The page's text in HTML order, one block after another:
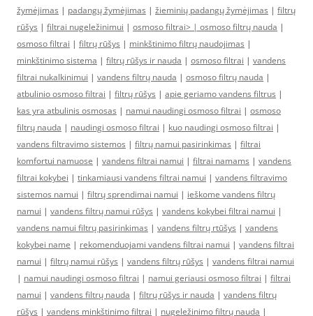
žymėjimas | padangų žymėjimas | žieminių padangų žymėjimas | filtrų
rūšys | filtrai nugeležinimui | osmoso filtrai> | osmoso filtrų nauda |
osmoso filtrai | filtrų rūšys | minkštinimo filtrų naudojimas |
minkštinimo sistema | filtrų rūšys ir nauda | osmoso filtrai | vandens
filtrai nukalkinimui | vandens filtrų nauda | osmoso filtrų nauda |
atbulinio osmoso filtrai | filtrų rūšys | apie geriamo vandens filtrus |
kas yra atbulinis osmosas | namui naudingi osmoso filtrai | osmoso
filtrų nauda | naudingi osmoso filtrai | kuo naudingi osmoso filtrai |
vandens filtravimo sistemos | filtrų namui pasirinkimas | filtrai
komfortui namuose | vandens filtrai namui | filtrai namams | vandens
filtrai kokybei | tinkamiausi vandens filtrai namui | vandens filtravimo
sistemos namui | filtrų sprendimai namui | ieškome vandens filtrų
namui | vandens filtrų namui rūšys | vandens kokybei filtrai namui |
vandens namui filtrų pasirinkimas | vandens filtrų rtūšys | vandens
kokybei name | rekomenduojami vandens filtrai namui | vandens filtrai
namui | filtrų namui rūšys | vandens filtrų rūšys | vandens filtrai namui
| namui naudingi osmoso filtrai | namui geriausi osmoso filtrai | filtrai
namui | vandens filtrų nauda | filtrų rūšys ir nauda | vandens filtrų
rūšys | vandens minkštinimo filtrai | nugeležinimo filtrų nauda |